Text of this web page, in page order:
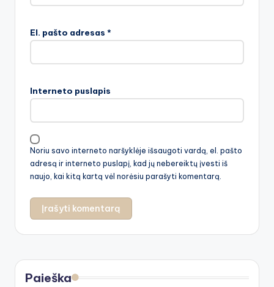
El. pašto adresas *
Interneto puslapis
Noriu savo interneto naršyklėje išsaugoti vardą, el. pašto
adresą ir interneto puslapį, kad jų nebereiktų įvesti iš
naujo, kai kitą kartą vėl norėsiu parašyti komentarą.
Paieška